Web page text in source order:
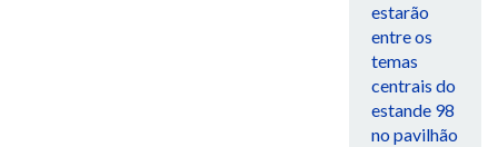
estarão
entre os
temas
centrais do
estande 98
no pavilhão